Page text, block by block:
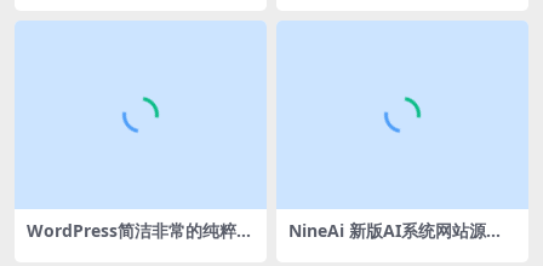
WordPress简洁非常的纯粹Y
NineAi 新版AI系统网站源码